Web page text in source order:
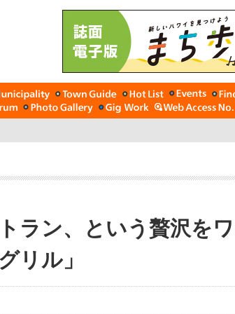
ラン、という贅沢を
リル」